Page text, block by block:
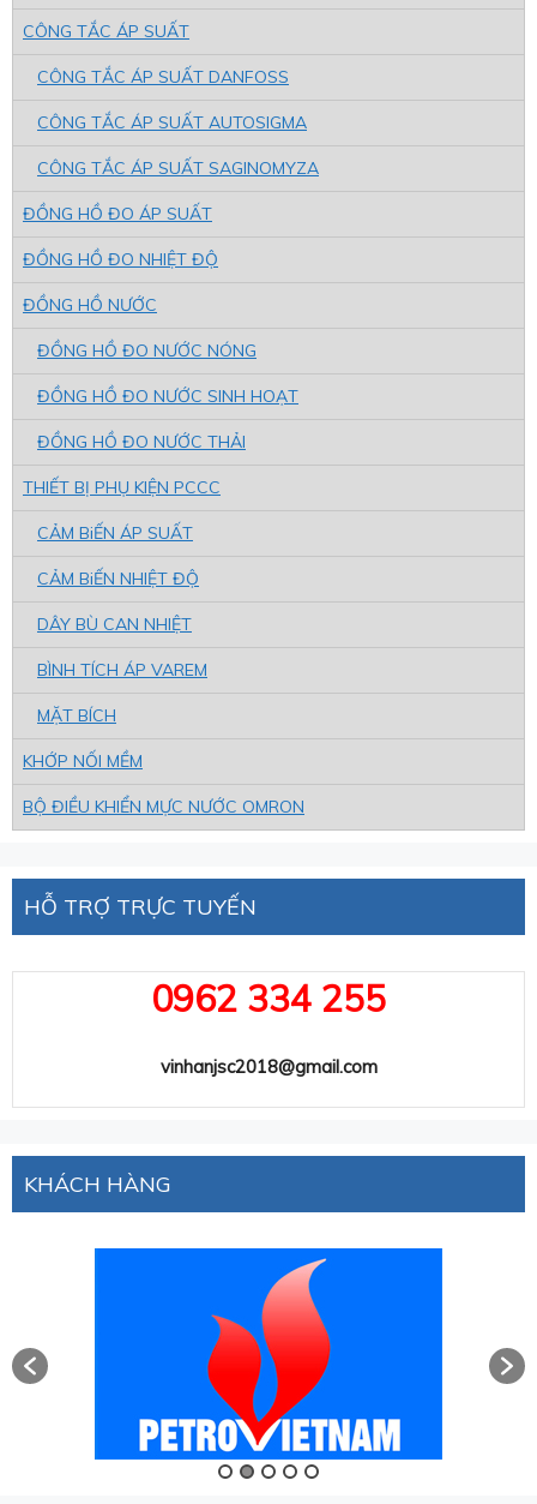
CÔNG TẮC ÁP SUẤT
CÔNG TẮC ÁP SUẤT DANFOSS
CÔNG TẮC ÁP SUẤT AUTOSIGMA
CÔNG TẮC ÁP SUẤT SAGINOMYZA
ĐỒNG HỒ ĐO ÁP SUẤT
ĐỒNG HỒ ĐO NHIỆT ĐỘ
ĐỒNG HỒ NƯỚC
ĐỒNG HỒ ĐO NƯỚC NÓNG
ĐỒNG HỒ ĐO NƯỚC SINH HOẠT
ĐỒNG HỒ ĐO NƯỚC THẢI
THIẾT BỊ PHỤ KIỆN PCCC
CẢM BiẾN ÁP SUẤT
CẢM BiẾN NHIỆT ĐỘ
DÂY BÙ CAN NHIỆT
BÌNH TÍCH ÁP VAREM
MẶT BÍCH
KHỚP NỐI MỀM
BỘ ĐIỀU KHIỂN MỰC NƯỚC OMRON
HỖ TRỢ TRỰC TUYẾN
0962 334 255
vinhanjsc2018@gmail.com
KHÁCH HÀNG